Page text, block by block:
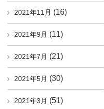
2021年11月 (16)
2021年9月 (11)
2021年7月 (21)
2021年5月 (30)
2021年3月 (51)